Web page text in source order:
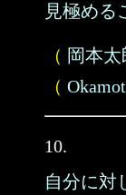
見極める
（ 岡本太
（
10.
自分に対